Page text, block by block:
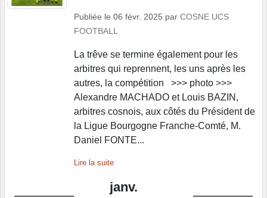
Publiée le 06 févr. 2025 par COSNE UCS
FOOTBALL
La trêve se termine également pour les
arbitres qui reprennent, les uns après les
autres, la compétition >>> photo >>>
Alexandre MACHADO et Louis BAZIN,
arbitres cosnois, aux côtés du Président de
la Ligue Bourgogne Franche-Comté, M.
Daniel FONTE...
Lire la suite
janv.